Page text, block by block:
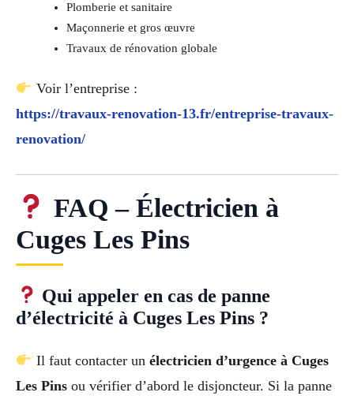
Plomberie et sanitaire
Maçonnerie et gros œuvre
Travaux de rénovation globale
Voir l’entreprise :
https://travaux-renovation-13.fr/entreprise-travaux-
renovation/
FAQ – Électricien à
Cuges Les Pins
Qui appeler en cas de panne
d’électricité à Cuges Les Pins ?
Il faut contacter un électricien d’urgence à Cuges
Les Pins ou vérifier d’abord le disjoncteur. Si la panne